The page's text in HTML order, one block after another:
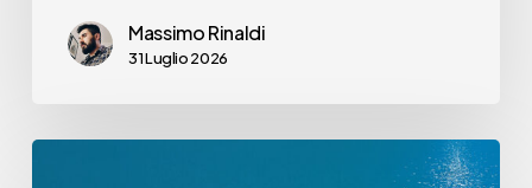
Massimo Rinaldi
31 Luglio 2026